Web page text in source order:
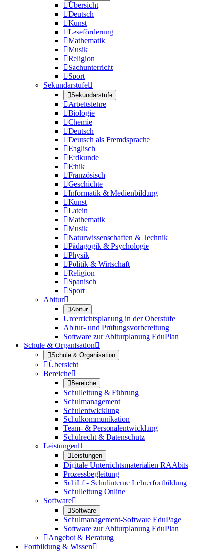
Übersicht
Deutsch
Kunst
Leseförderung
Mathematik
Musik
Religion
Sachunterricht
Sport
Sekundarstufe
Sekundarstufe
Arbeitslehre
Biologie
Chemie
Deutsch
Deutsch als Fremdsprache
Englisch
Erdkunde
Ethik
Französisch
Geschichte
Informatik & Medienbildung
Kunst
Latein
Mathematik
Musik
Naturwissenschaften & Technik
Pädagogik & Psychologie
Physik
Politik & Wirtschaft
Religion
Spanisch
Sport
Abitur
Abitur
Unterrichtsplanung in der Oberstufe
Abitur- und Prüfungsvorbereitung
Software zur Abiturplanung EduPlan
Schule & Organisation
Schule & Organisation
Übersicht
Bereiche
Bereiche
Schulleitung & Führung
Schulmanagement
Schulentwicklung
Schulkommunikation
Team- & Personalentwicklung
Schulrecht & Datenschutz
Leistungen
Leistungen
Digitale Unterrichtsmaterialien RAAbits
Prozessbegleitung
SchiLf - Schulinterne Lehrerfortbildung
Schulleitung Online
Software
Software
Schulmanagement-Software EduPage
Software zur Abiturplanung EduPlan
Angebot & Beratung
Fortbildung & Wissen